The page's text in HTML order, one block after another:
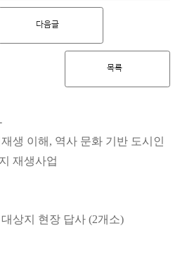
다음글
목록
생 이해, 역사 문화 기반 도시인
재생사업
상지 현장 답사 (2개소)